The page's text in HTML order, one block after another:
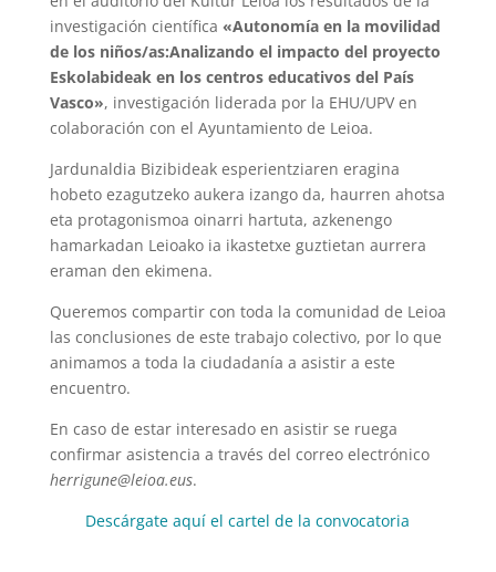
investigación científica «Autonomía en la movilidad
de los niños/as:Analizando el impacto del proyecto
Eskolabideak en los centros educativos del País
Vasco», investigación liderada por la EHU/UPV en
colaboración con el Ayuntamiento de Leioa.
Jardunaldia Bizibideak esperientziaren eragina
hobeto ezagutzeko aukera izango da, haurren ahotsa
eta protagonismoa oinarri hartuta, azkenengo
hamarkadan Leioako ia ikastetxe guztietan aurrera
eraman den ekimena.
Queremos compartir con toda la comunidad de Leioa
las conclusiones de este trabajo colectivo, por lo que
animamos a toda la ciudadanía a asistir a este
encuentro.
En caso de estar interesado en asistir se ruega
confirmar asistencia a través del correo electrónico
herrigune@leioa.eus.
Descárgate aquí el cartel de la convocatoria